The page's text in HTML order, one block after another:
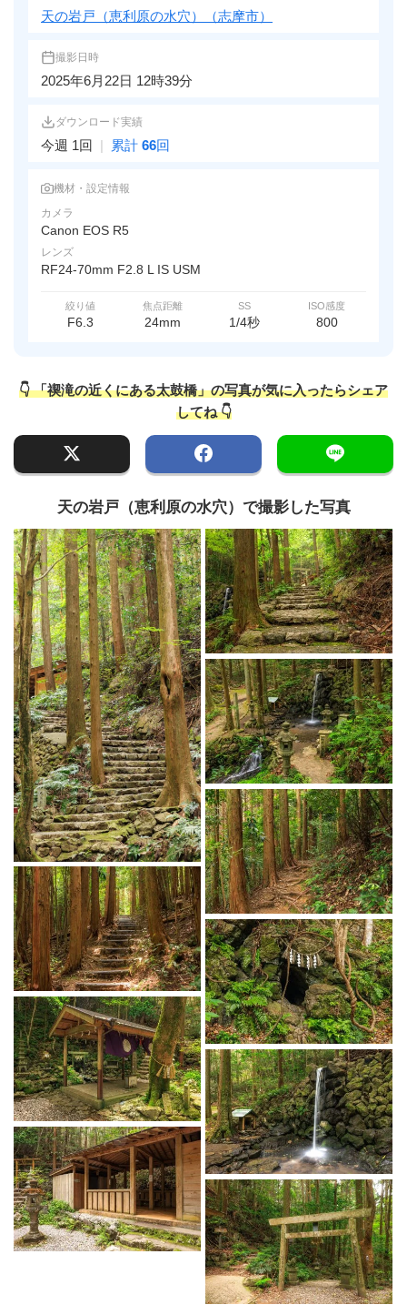
天の岩戸（恵利原の水穴）（志摩市）
撮影日時
2025年6月22日 12時39分
ダウンロード実績
今週 1回 | 累計 66回
機材・設定情報
カメラ
Canon EOS R5
レンズ
RF24-70mm F2.8 L IS USM
絞り値
F6.3
焦点距離
24mm
SS
1/4秒
ISO感度
800
👇 「禊滝の近くにある太鼓橋」の写真が気に入ったらシェア
してね 👇
天の岩戸（恵利原の水穴）で撮影した写真